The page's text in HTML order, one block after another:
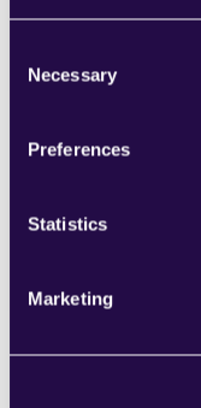
Selection
Necessary
Preferences
Statistics
Marketing
Entwurf für